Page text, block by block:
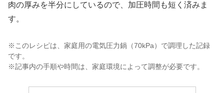
肉の厚みを半分にしているので、加圧時間も短く済みま
す。
※このレシピは、家庭用の電気圧力鍋（70kPa）で調理した記録
です。
※記事内の手順や時間は、家庭環境によって調整が必要です。